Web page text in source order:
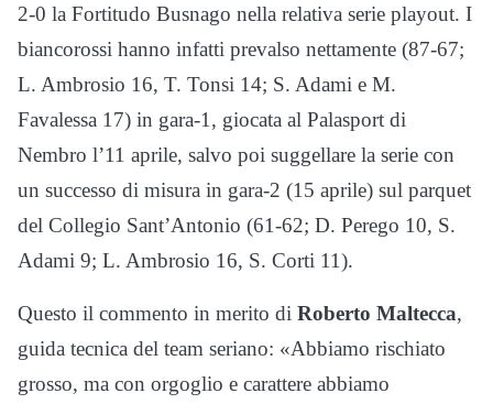
2-0 la Fortitudo Busnago nella relativa serie playout. I
biancorossi hanno infatti prevalso nettamente (87-67;
L. Ambrosio 16, T. Tonsi 14; S. Adami e M.
Favalessa 17) in gara-1, giocata al Palasport di
Nembro l’11 aprile, salvo poi suggellare la serie con
un successo di misura in gara-2 (15 aprile) sul parquet
del Collegio Sant’Antonio (61-62; D. Perego 10, S.
Adami 9; L. Ambrosio 16, S. Corti 11).
Questo il commento in merito di Roberto Maltecca,
guida tecnica del team seriano: «Abbiamo rischiato
grosso, ma con orgoglio e carattere abbiamo